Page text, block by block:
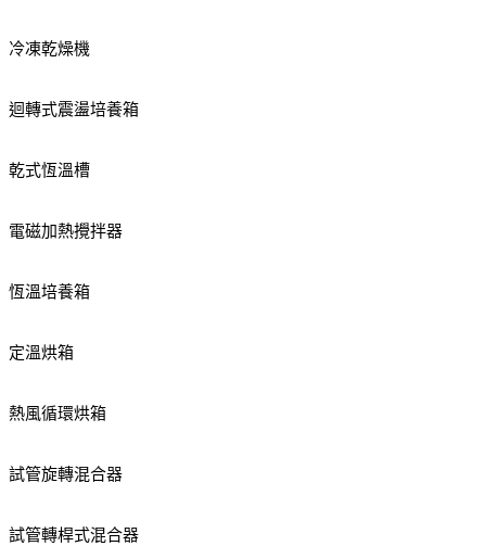
冷凍乾燥機
迴轉式震盪培養箱
乾式恆溫槽
電磁加熱攪拌器
恆溫培養箱
定溫烘箱
熱風循環烘箱
試管旋轉混合器
試管轉桿式混合器